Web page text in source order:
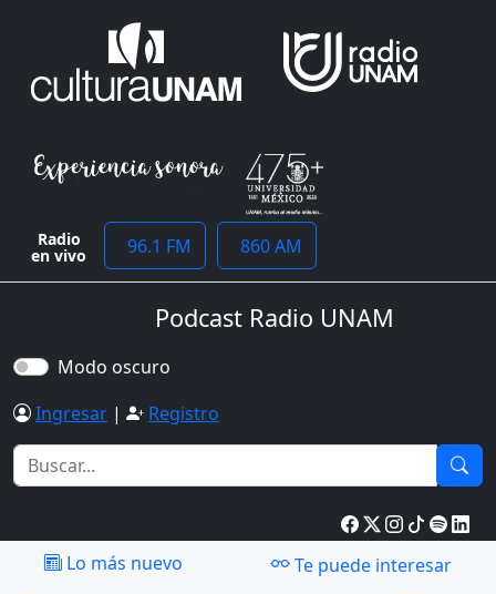
Radio
en vivo 96.1 FM 860 AM
Podcast Radio UNAM
Modo oscuro
Ingresar | Registro
Lo más nuevo
Te puede interesar